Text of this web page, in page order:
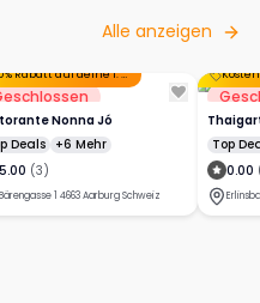
Alle anzeigen
10% Rabatt auf deine 1. Bestellung!
Nonna Jó
Deals
+6 Mehr
5.00 (3)
Bärengasse 1 4663 Aarburg Schweiz
Top
0.00